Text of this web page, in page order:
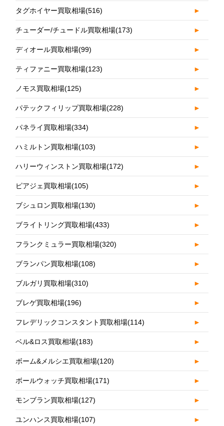
タグホイヤー買取相場(516) ►
チューダー/チュードル買取相場(173) ►
ディオール買取相場(99) ►
ティファニー買取相場(123) ►
ノモス買取相場(125) ►
パテックフィリップ買取相場(228) ►
パネライ買取相場(334) ►
ハミルトン買取相場(103) ►
ハリーウィンストン買取相場(172) ►
ピアジェ買取相場(105) ►
ブシュロン買取相場(130) ►
ブライトリング買取相場(433) ►
フランクミュラー買取相場(320) ►
ブランパン買取相場(108) ►
ブルガリ買取相場(310) ►
ブレゲ買取相場(196) ►
フレデリックコンスタント買取相場(114) ►
ベル&ロス買取相場(183) ►
ボーム&メルシエ買取相場(120) ►
ボールウォッチ買取相場(171) ►
モンブラン買取相場(127) ►
ユンハンス買取相場(107) ►